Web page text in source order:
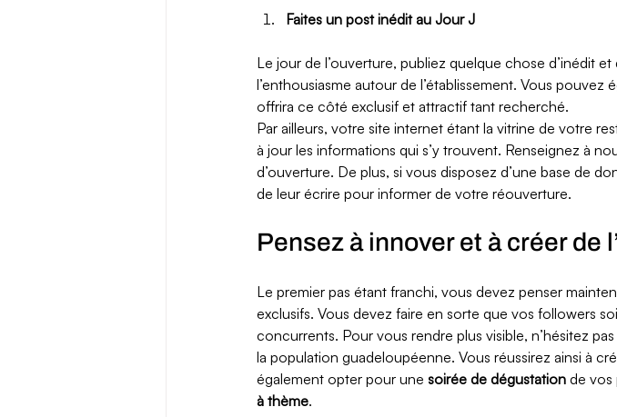
Faites un post inédit au Jour J
Le jour de l’ouverture, publiez quelque chose d’inédit
l’enthousiasme autour de l’établissement. Vous
offrira ce côté exclusif et attractif tant recherché.
Par ailleurs, votre site internet étant la vitrine de votre
à jour les informations qui s’y trouvent. Renseignez à
d’ouverture. De plus, si vous disposez d’une base de
de leur écrire pour informer de votre réouverture.
Pensez à innover et à créer de
Le premier pas étant franchi, vous devez penser
exclusifs. Vous devez faire en sorte que vos followers
concurrents. Pour vous rendre plus visible, n’hésitez pas
la population guadeloupéenne. Vous réussirez ainsi à
également opter pour une soirée de dégustation de vos
à thème.